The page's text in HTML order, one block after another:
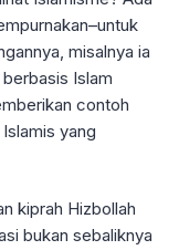
misalnya ia
Islam
contoh
yang
kiprah Hizbollah
bukan sebaliknya